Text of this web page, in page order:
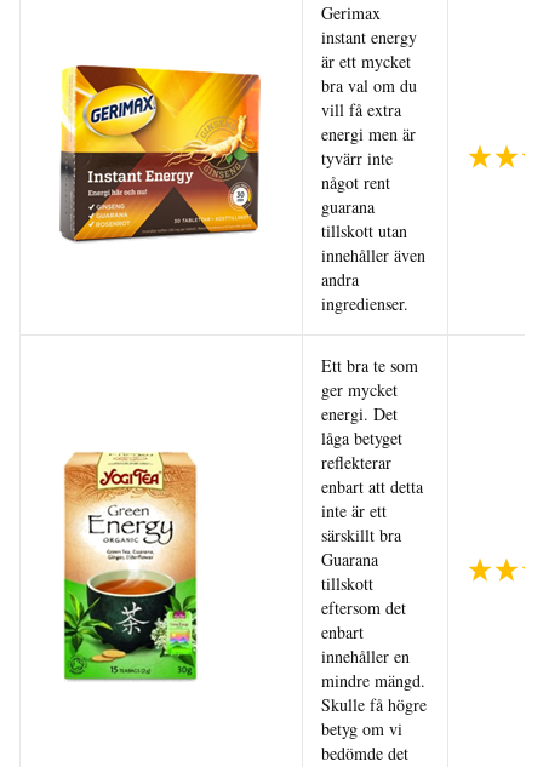
Gerimax
instant energy
är ett mycket
bra val om du
vill få extra
energi men är
tyvärr inte
något rent
guarana
tillskott utan
innehåller även
andra
ingredienser.
Ett bra te som
ger mycket
energi. Det
låga betyget
reflekterar
enbart att detta
inte är ett
särskillt bra
Guarana
tillskott
eftersom det
enbart
innehåller en
mindre mängd.
Skulle få högre
betyg om vi
bedömde det